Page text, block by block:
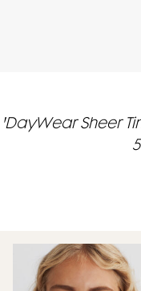
'DayWear Sheer